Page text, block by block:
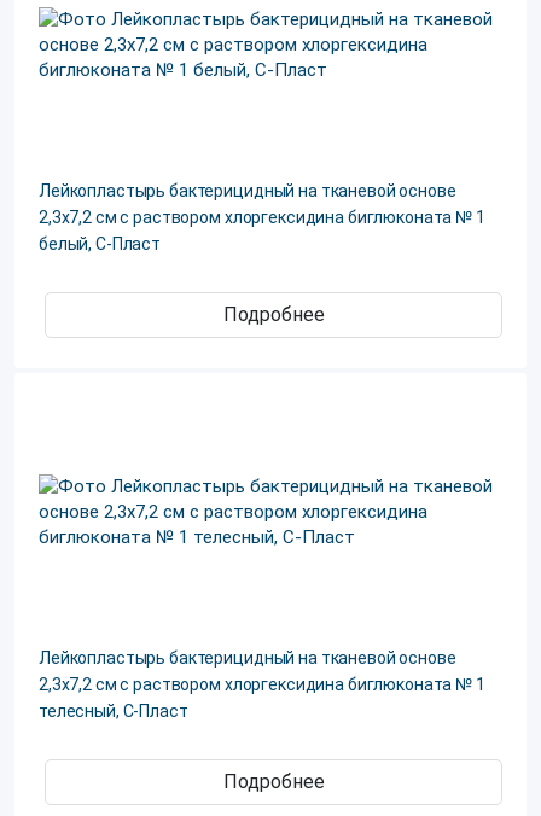
Лейкопластырь бактерицидный на тканевой основе
2,3х7,2 см с раствором хлоргексидина биглюконата № 1
белый, С-Пласт
Подробнее
Лейкопластырь бактерицидный на тканевой основе
2,3х7,2 см с раствором хлоргексидина биглюконата № 1
телесный, С-Пласт
Подробнее